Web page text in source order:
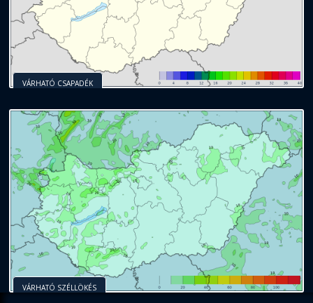
VÁRHATÓ CSAPADÉK
VÁRHATÓ SZÉLLÖKÉS